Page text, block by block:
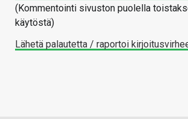
(Kommentointi sivuston puolella
käytöstä)
Lähetä palautetta / raportoi